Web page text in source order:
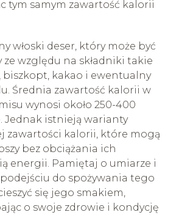
tym samym zawartość kalorii
włoski deser, który może być
ze względu na składniki takie
biszkopt, kakao i ewentualny
Średnia zawartość kalorii w
wynosi około 250-400
Jednak istnieją warianty
zawartości kalorii, które mogą
bez obciążania ich
energii. Pamiętaj o umiarze i
do spożywania tego
się jego smakiem,
o swoje zdrowie i kondycję